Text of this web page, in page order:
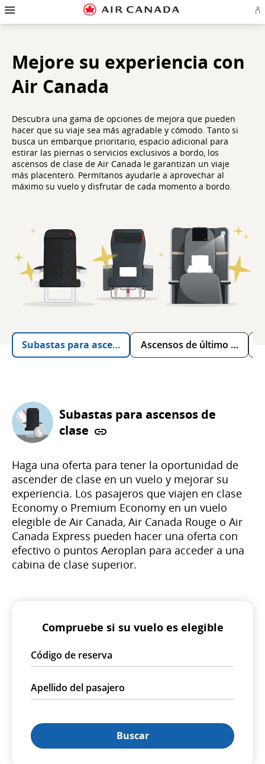
página
Omitir
pasar
navegación
Omitir
pasar
campo
Omitir
pasar
página
Omitir
pasar
sitio
Omitir
pasar
Mejore su experiencia con
Air Canada
Descubra una gama de opciones de mejora que pueden
hacer que su viaje sea más agradable y cómodo. Tanto si
busca un embarque prioritario, espacio adicional para
estirar las piernas o servicios exclusivos a bordo, los
ascensos de clase de Air Canada le garantizan un viaje
más placentero. Permítanos ayudarle a aprovechar al
máximo su vuelo y disfrutar de cada momento a bordo.
Subastas para ascensos de claseAscensos de último minuto
Subastas para ascensos de
clase
Haga una oferta para tener la oportunidad de
ascender de clase en un vuelo y mejorar su
experiencia. Los pasajeros que viajen en clase
Economy o Premium Economy en un vuelo
elegible de Air Canada, Air Canada Rouge o Air
Canada Express pueden hacer una oferta con
efectivo o puntos Aeroplan para acceder a una
cabina de clase superior.
Compruebe si su vuelo es elegible